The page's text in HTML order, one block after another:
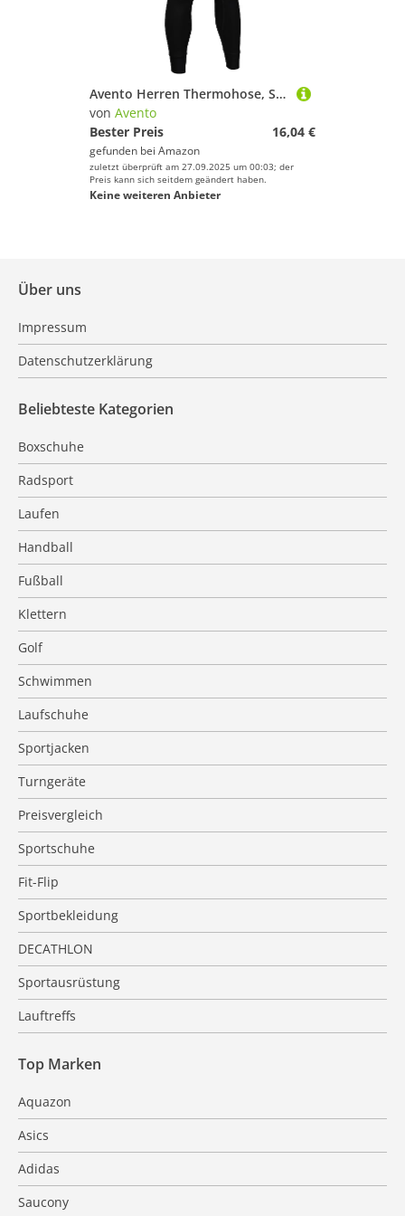
Avento Herren Thermohose, Schwarz, XXL, 1009490
von Avento
Bester Preis
16,04 €
gefunden bei Amazon
zuletzt überprüft am 27.09.2025 um 00:03; der
Preis kann sich seitdem geändert haben.
Keine weiteren Anbieter
Über uns
Impressum
Datenschutzerklärung
Beliebteste Kategorien
Boxschuhe
Radsport
Laufen
Handball
Fußball
Klettern
Golf
Schwimmen
Laufschuhe
Sportjacken
Turngeräte
Preisvergleich
Sportschuhe
Fit-Flip
Sportbekleidung
DECATHLON
Sportausrüstung
Lauftreffs
Top Marken
Aquazon
Asics
Adidas
Saucony